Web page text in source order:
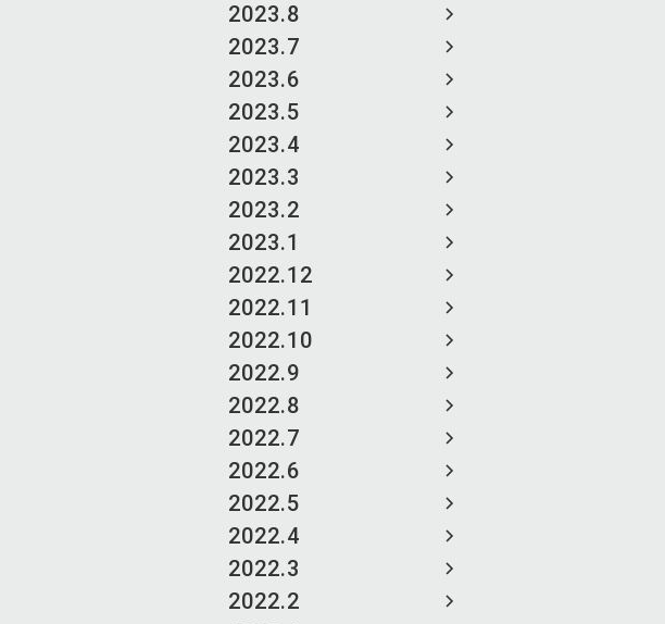
2023.8
2023.7
2023.6
2023.5
2023.4
2023.3
2023.2
2023.1
2022.12
2022.11
2022.10
2022.9
2022.8
2022.7
2022.6
2022.5
2022.4
2022.3
2022.2